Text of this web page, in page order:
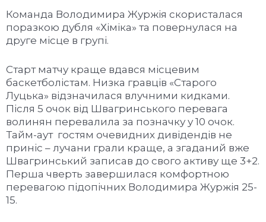
Команда Володимира Журжія скористалася
поразкою дубля «Хіміка» та повернулася на
друге місце в групі.
Старт матчу краще вдався місцевим
баскетболістам. Низка гравців «Старого
Луцька» відзначилася влучними кидками.
Після 5 очок від Швагринського перевага
волинян перевалила за позначку у 10 очок.
Тайм-аут гостям очевидних дивідендів не
приніс – лучани грали краще, а згаданий вже
Швагринський записав до свого активу ще 3+2.
Перша чверть завершилася комфортною
перевагою підопічних Володимира Журжія 25-
15.